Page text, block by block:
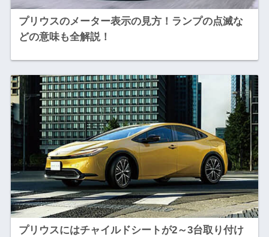
プリウスのメーター表示の見方！ランプの点滅な
どの意味も全解説！
プリウスにはチャイルドシートが2～3台取り付け